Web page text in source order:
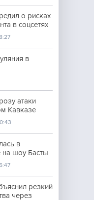
о рисках
в соцсетях
в
атаки
Кавказе
в
на шоу Басты
резкий
через